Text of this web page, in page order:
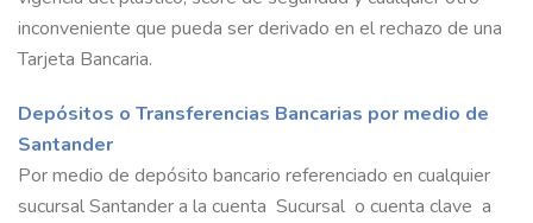
inconveniente que pueda ser derivado en el rechazo de una
Tarjeta Bancaria.
Depósitos o Transferencias Bancarias por medio de
Santander
Por medio de depósito bancario referenciado en cualquier
sucursal Santander a la cuenta Sucursal o cuenta clave a